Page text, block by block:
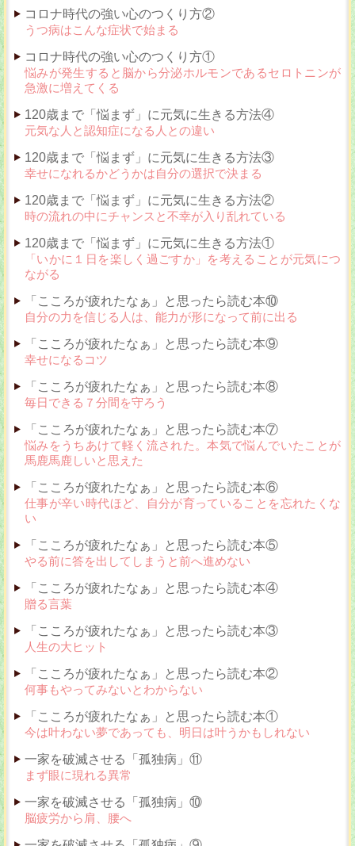
コロナ時代の強い心のつくり方②
うつ病はこんな症状で始まる
コロナ時代の強い心のつくり方①
悩みが発生すると脳から分泌ホルモンであるセロトニンが
急激に増えてくる
120歳まで「悩まず」に元気に生きる方法④
元気な人と認知症になる人との違い
120歳まで「悩まず」に元気に生きる方法③
幸せになれるかどうかは自分の選択で決まる
120歳まで「悩まず」に元気に生きる方法②
時の流れの中にチャンスと不幸が入り乱れている
120歳まで「悩まず」に元気に生きる方法①
「いかに１日を楽しく過ごすか」を考えることが元気につ
ながる
「こころが疲れたなぁ」と思ったら読む本⑩
自分の力を信じる人は、能力が形になって前に出る
「こころが疲れたなぁ」と思ったら読む本⑨
幸せになるコツ
「こころが疲れたなぁ」と思ったら読む本⑧
毎日できる７分間を守ろう
「こころが疲れたなぁ」と思ったら読む本⑦
悩みをうちあけて軽く流された。本気で悩んでいたことが
馬鹿馬鹿しいと思えた
「こころが疲れたなぁ」と思ったら読む本⑥
仕事が辛い時代ほど、自分が育っていることを忘れたくな
い
「こころが疲れたなぁ」と思ったら読む本⑤
やる前に答を出してしまうと前へ進めない
「こころが疲れたなぁ」と思ったら読む本④
贈る言葉
「こころが疲れたなぁ」と思ったら読む本③
人生の大ヒット
「こころが疲れたなぁ」と思ったら読む本②
何事もやってみないとわからない
「こころが疲れたなぁ」と思ったら読む本①
今は叶わない夢であっても、明日は叶うかもしれない
一家を破滅させる「孤独病」⑪
まず眼に現れる異常
一家を破滅させる「孤独病」⑩
脳疲労から肩、腰へ